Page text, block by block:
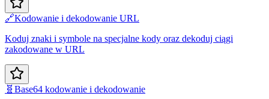
🔗Kodowanie i dekodowanie URL
Koduj znaki i symbole na specjalne kody oraz dekoduj ciągi
zakodowane w URL
🧬 Base64 kodowanie i dekodowanie